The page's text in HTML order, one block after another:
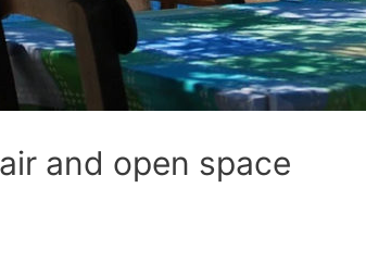
and open space